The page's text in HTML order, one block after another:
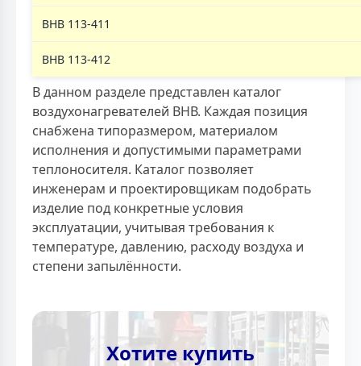
ВНВ 113-411
ВНВ 113-412
В данном разделе представлен каталог
воздухонагревателей ВНВ. Каждая позиция
снабжена типоразмером, материалом
исполнения и допустимыми параметрами
теплоносителя. Каталог позволяет
инженерам и проектировщикам подобрать
изделие под конкретные условия
эксплуатации, учитывая требования к
температуре, давлению, расходу воздуха и
степени запылённости.
Хотите купить